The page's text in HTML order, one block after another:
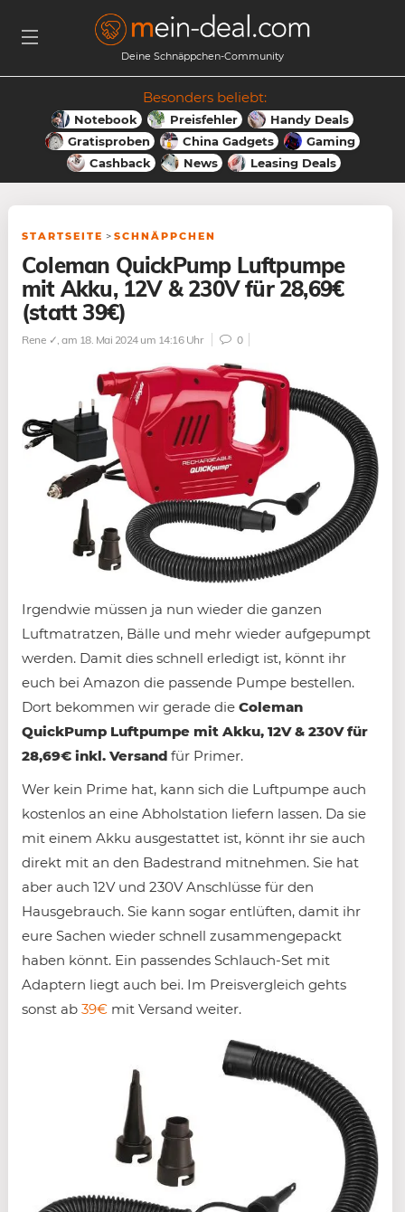
Deine Schnäppchen-Community
Besonders beliebt:
Notebook Preisfehler
Handy Deals
Gratisproben
China Gadgets
Gaming
Cashback
News Leasing Deals
STARTSEITE > SCHNÄPPCHEN
Coleman QuickPump Luftpumpe
mit Akku, 12V & 230V für 28,69€
(statt 39€)
Rene ✓, am 18. Mai 2024 um 14:16 Uhr 0
Irgendwie müssen ja nun wieder die ganzen
Luftmatratzen, Bälle und mehr wieder aufgepumpt
werden. Damit dies schnell erledigt ist, könnt ihr
euch bei Amazon die passende Pumpe bestellen.
Dort bekommen wir gerade die Coleman
QuickPump Luftpumpe mit Akku, 12V & 230V für
28,69€ inkl. Versand für Primer.
Wer kein Prime hat, kann sich die Luftpumpe auch
kostenlos an eine Abholstation liefern lassen. Da sie
mit einem Akku ausgestattet ist, könnt ihr sie auch
direkt mit an den Badestrand mitnehmen. Sie hat
aber auch 12V und 230V Anschlüsse für den
Hausgebrauch. Sie kann sogar entlüften, damit ihr
eure Sachen wieder schnell zusammengepackt
haben könnt. Ein passendes Schlauch-Set mit
Adaptern liegt auch bei. Im Preisvergleich gehts
sonst ab 39€ mit Versand weiter.